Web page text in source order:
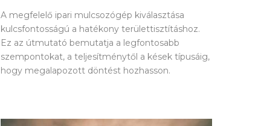
A megfelelő ipari mulcsozógép kiválasztása
kulcsfontosságú a hatékony területtisztításhoz.
Ez az útmutató bemutatja a legfontosabb
szempontokat, a teljesítménytől a kések típusáig,
hogy megalapozott döntést hozhasson.